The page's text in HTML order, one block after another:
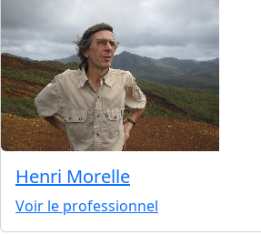
Henri Morelle
Voir le professionnel